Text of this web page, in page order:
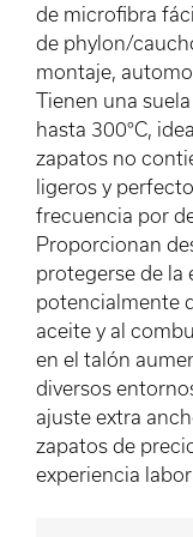
de microfibra
de phylon/
montaje,
Tienen una
hasta 300°C,
zapatos no
ligeros y
frecuencia por
Proporcionan
protegerse de la
potencialmente
aceite y al
en el talón
diversos
ajuste extra
zapatos de
experiencia